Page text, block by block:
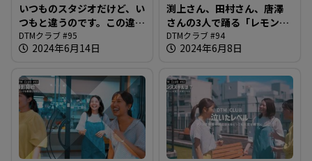
いつものスタジオだけど、い
つもと違うのです。この違和
感に気がつける人1％以下＠
DTMクラブ #95
DTMクラブ #95
2024年6月14日
渕上さん、田村さん、唐澤
さんの3人で踊る「レモンチ
の1週間」のMVが完成しま
した＠DTMクラブ #94
DTMクラブ #94
2024年6月8日